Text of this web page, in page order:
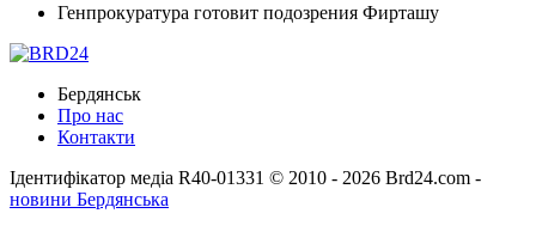
Генпрокуратура готовит подозрения Фирташу
Бердянськ
Про нас
Контакти
Ідентифікатор медіа R40-01331 © 2010 - 2026 Brd24.com -
новини Бердянська